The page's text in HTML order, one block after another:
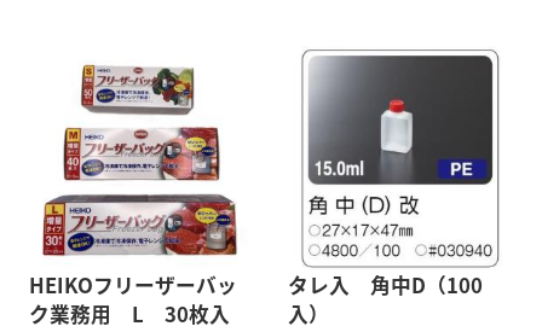
HEIKOフリーザーバッ
ク業務用 L 30枚入
タレ入 角中D（100
入）